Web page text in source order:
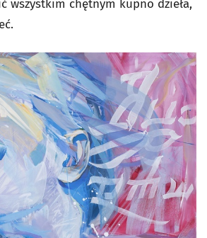
wszystkim chętnym kupno dzieła,